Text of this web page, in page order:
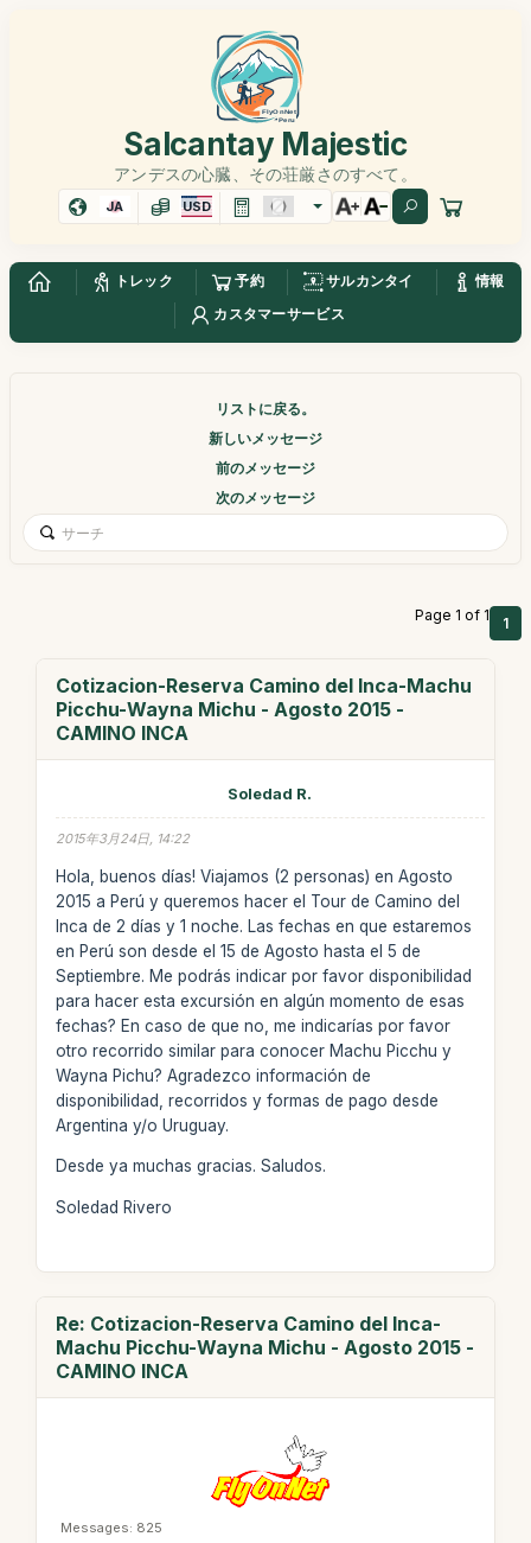
Salcantay Majestic
アンデスの心臓、その荘厳さのすべて。
JA USD
トレック 予約 サルカンタイ
情報
カスタマーサービス
リストに戻る。
新しいメッセージ
前のメッセージ
次のメッセージ
Page 1 of 1 1
Cotizacion-Reserva Camino del Inca-Machu
Picchu-Wayna Michu - Agosto 2015 -
CAMINO INCA
Soledad R.
2015年3月24日, 14:22
Hola, buenos días! Viajamos (2 personas) en Agosto
2015 a Perú y queremos hacer el Tour de Camino del
Inca de 2 días y 1 noche. Las fechas en que estaremos
en Perú son desde el 15 de Agosto hasta el 5 de
Septiembre. Me podrás indicar por favor disponibilidad
para hacer esta excursión en algún momento de esas
fechas? En caso de que no, me indicarías por favor
otro recorrido similar para conocer Machu Picchu y
Wayna Pichu? Agradezco información de
disponibilidad, recorridos y formas de pago desde
Argentina y/o Uruguay.
Desde ya muchas gracias. Saludos.
Soledad Rivero
Re: Cotizacion-Reserva Camino del Inca-
Machu Picchu-Wayna Michu - Agosto 2015 -
CAMINO INCA
Messages: 825